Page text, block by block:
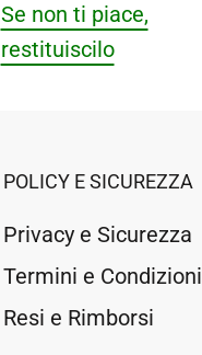
Se non ti piace,
restituiscilo
POLICY E SICUREZZA
Privacy e Sicurezza
Termini e Condizioni
Resi e Rimborsi